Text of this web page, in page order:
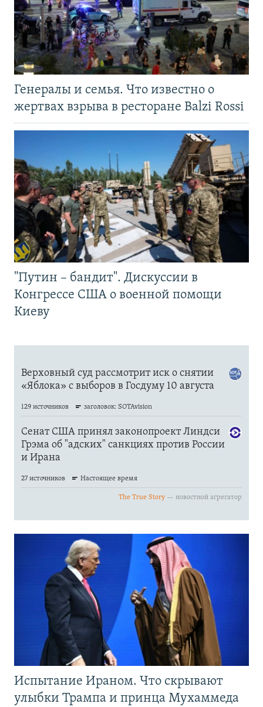
Генералы и семья. Что известно о
жертвах взрыва в ресторане Balzi Rossi
"Путин – бандит". Дискуссии в
Конгрессе США о военной помощи
Киеву
Испытание Ираном. Что скрывают
улыбки Трампа и принца Мухаммеда